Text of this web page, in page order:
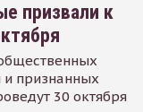
призвали к
и признанных
30 октября